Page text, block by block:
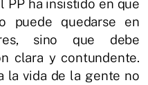
PP ha insistido en que
puede quedarse en
sino que debe
clara y contundente.
la vida de la gente no